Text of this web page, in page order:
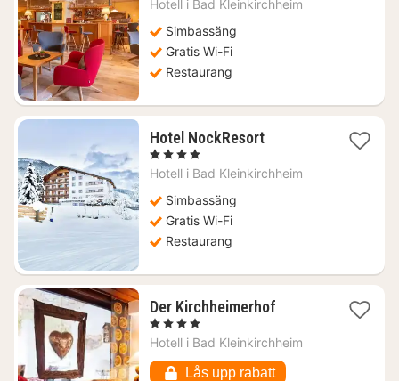
1751
kr.
Hotell i Bad Kleinkirchheim
Simbassäng
Gratis Wi-Fi
Restaurang
Hotel NockResort1
från
, 4 Stjärnor
Hotell i Bad Kleinkirchheim
Simbassäng
Gratis Wi-Fi
Restaurang
Der Kirchheimerhof1
från
kr.
, 4 Stjärnor
Hotell i Bad Kleinkirchheim
Lås upp rabatt